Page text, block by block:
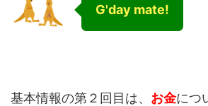
G'day mate!
基本情報の第２回目は、 お金につ